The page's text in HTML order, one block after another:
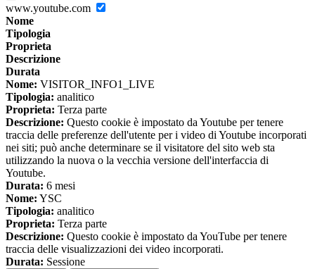
www.youtube.com
Nome
Tipologia
Proprieta
Descrizione
Durata
Nome: VISITOR_INFO1_LIVE
Tipologia: analitico
Proprieta: Terza parte
Descrizione: Questo cookie è impostato da Youtube per tenere
traccia delle preferenze dell'utente per i video di Youtube incorporati
nei siti; può anche determinare se il visitatore del sito web sta
utilizzando la nuova o la vecchia versione dell'interfaccia di
Youtube.
Durata: 6 mesi
Nome: YSC
Tipologia: analitico
Proprieta: Terza parte
Descrizione: Questo cookie è impostato da YouTube per tenere
traccia delle visualizzazioni dei video incorporati.
Durata: Sessione